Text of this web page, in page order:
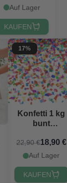
Auf Lager
KAUFEN
17%
Konfetti 1 kg
bunt
22,90 €18,90 €
Auf Lager
KAUFEN